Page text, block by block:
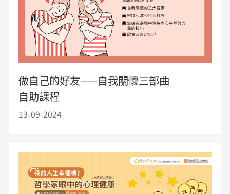
做自己的好友——自我關懷三部曲
自助課程
13-09-2024